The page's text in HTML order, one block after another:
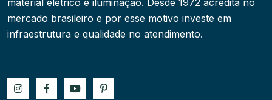
mercado brasileiro e por esse motivo investe em
infraestrutura e qualidade no atendimento.